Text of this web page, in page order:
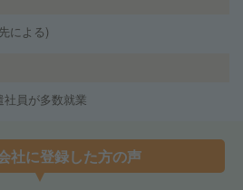
による)
員が多数就業
社に登録した方の声